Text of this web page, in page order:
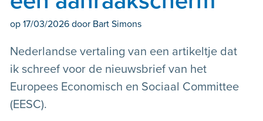
op 17/03/2026 door Bart Simons
Nederlandse vertaling van een artikeltje dat
ik schreef voor de nieuwsbrief van het
Europees Economisch en Sociaal Committee
(EESC).